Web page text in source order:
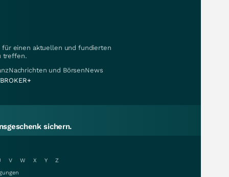
für einen aktuellen und fundierten
treffen.
und BörsenNews
sichern.
V W X Y
Z